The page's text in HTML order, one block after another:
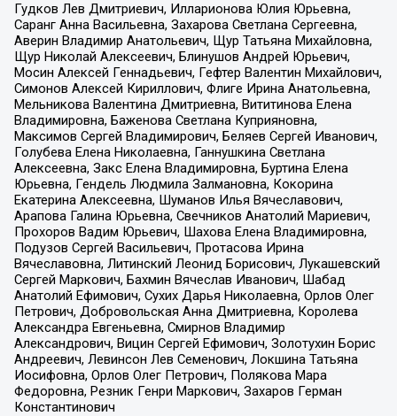
Гудков Лев Дмитриевич, Илларионова Юлия Юрьевна,
Саранг Анна Васильевна, Захарова Светлана Сергеевна,
Аверин Владимир Анатольевич, Щур Татьяна Михайловна,
Щур Николай Алексеевич, Блинушов Андрей Юрьевич,
Мосин Алексей Геннадьевич, Гефтер Валентин Михайлович,
Симонов Алексей Кириллович, Флиге Ирина Анатольевна,
Мельникова Валентина Дмитриевна, Вититинова Елена
Владимировна, Баженова Светлана Куприяновна,
Максимов Сергей Владимирович, Беляев Сергей Иванович,
Голубева Елена Николаевна, Ганнушкина Светлана
Алексеевна, Закс Елена Владимировна, Буртина Елена
Юрьевна, Гендель Людмила Залмановна, Кокорина
Екатерина Алексеевна, Шуманов Илья Вячеславович,
Арапова Галина Юрьевна, Свечников Анатолий Мариевич,
Прохоров Вадим Юрьевич, Шахова Елена Владимировна,
Подузов Сергей Васильевич, Протасова Ирина
Вячеславовна, Литинский Леонид Борисович, Лукашевский
Сергей Маркович, Бахмин Вячеслав Иванович, Шабад
Анатолий Ефимович, Сухих Дарья Николаевна, Орлов Олег
Петрович, Добровольская Анна Дмитриевна, Королева
Александра Евгеньевна, Смирнов Владимир
Александрович, Вицин Сергей Ефимович, Золотухин Борис
Андреевич, Левинсон Лев Семенович, Локшина Татьяна
Иосифовна, Орлов Олег Петрович, Полякова Мара
Федоровна, Резник Генри Маркович, Захаров Герман
Константинович